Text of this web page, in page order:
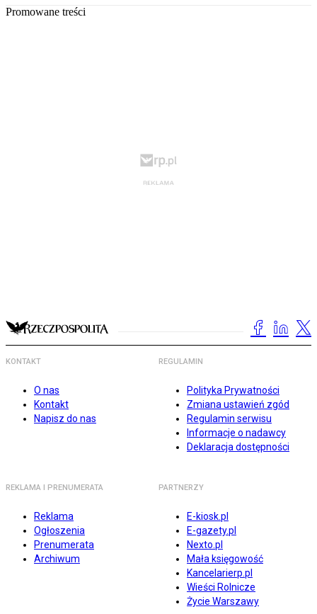
Promowane treści
KONTAKT
O nas
Kontakt
Napisz do nas
REGULAMIN
Polityka Prywatności
Zmiana ustawień zgód
Regulamin serwisu
Informacje o nadawcy
Deklaracja dostępności
REKLAMA I PRENUMERATA
Reklama
Ogłoszenia
Prenumerata
Archiwum
PARTNERZY
E-kiosk.pl
E-gazety.pl
Nexto.pl
Mała księgowość
Kancelarierp.pl
Wieści Rolnicze
Życie Warszawy